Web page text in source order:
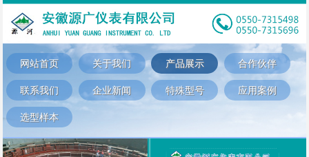
网站首页 关于我们 产品展示 合作伙伴
联系我们 企业新闻 特殊型号 应用案例
选型样本